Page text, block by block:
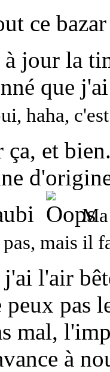
ce
à jour la
que
haha,
et
mais il
l'air
pas
mal,
à